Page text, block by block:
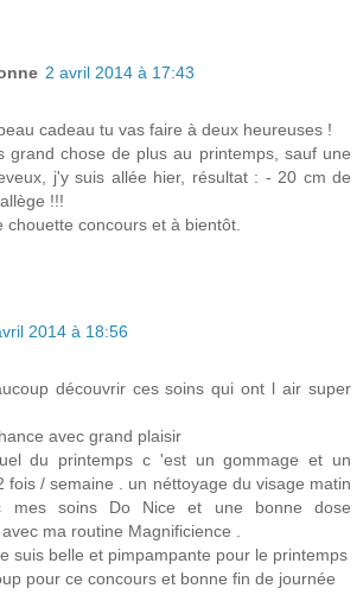
2 avril 2014 à 17:43
cadeau tu vas faire à deux heureuses !
grand chose de plus au printemps, sauf une
j'y suis allée hier, résultat : - 20 cm de
!!!
chouette concours et à bientôt.
2014 à 18:56
découvrir ces soins qui ont l air super
avec grand plaisir
du printemps c 'est un gommage et un
fois / semaine . un néttoyage du visage matin
mes soins Do Nice et une bonne dose
ma routine Magnificience .
suis belle et pimpampante pour le printemps
pour ce concours et bonne fin de journée